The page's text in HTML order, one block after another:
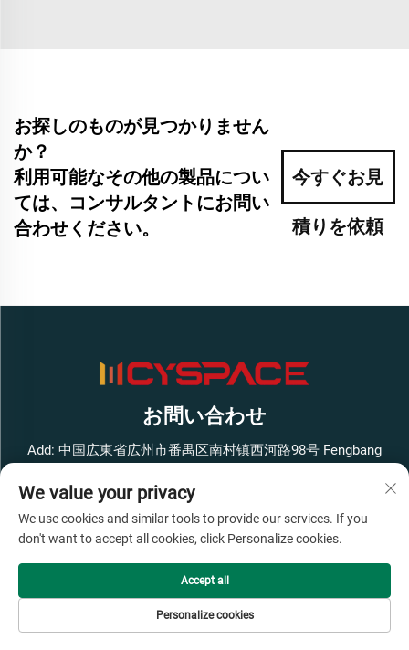
お探しのものが見つかりません
か？
利用可能なその他の製品につい
ては、コンサルタントにお問い
合わせください。
今すぐお見
積りを依頼
お問い合わせ
Add: 中国広東省広州市番禺区南村镇西河路98号 Fengbang
電話番号： +86-13316062192
メールアドレス：[email protected]
著作権 © 広州Cyspace知能設備有限公司、すべての権利を保
プライバシーポリシー- わかった
We value your privacy
We use cookies and similar tools to provide our services. If you
don't want to accept all cookies, click Personalize cookies.
Personalize cookies
Accept all